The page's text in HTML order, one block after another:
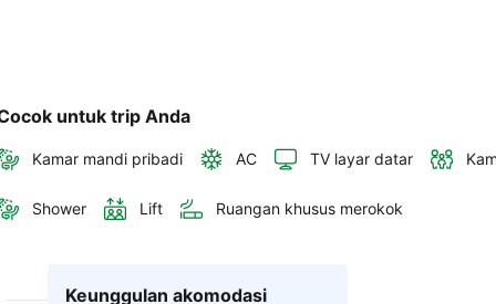
untuk trip Anda
Kamar mandi pribadi AC TV layar datar
Shower Lift Ruangan khusus merokok
Keunggulan akomodasi